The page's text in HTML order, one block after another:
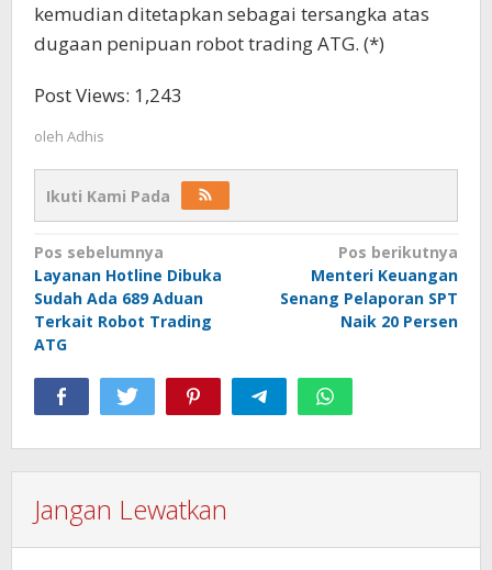
kemudian ditetapkan sebagai tersangka atas
dugaan penipuan robot trading ATG. (*)
Post Views: 1,243
oleh Adhis
Ikuti Kami Pada
Navigasi
pos
Pos sebelumnya
Layanan Hotline Dibuka
Sudah Ada 689 Aduan
Terkait Robot Trading
ATG
Pos berikutnya
Menteri Keuangan
Senang Pelaporan SPT
Naik 20 Persen
Jangan Lewatkan